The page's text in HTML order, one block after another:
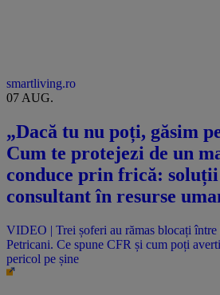
smartliving.ro
07 AUG.
„Dacă tu nu poți, găsim
Cum te protejezi de un
conduce prin frică: soluții
consultant în resurse
VIDEO | Trei șoferi au rămas blocați între
Petricani. Ce spune CFR și cum poți
pericol pe șine